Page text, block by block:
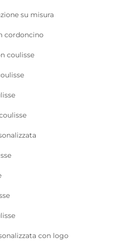
su misura
cordoncino
coulisse
con logo